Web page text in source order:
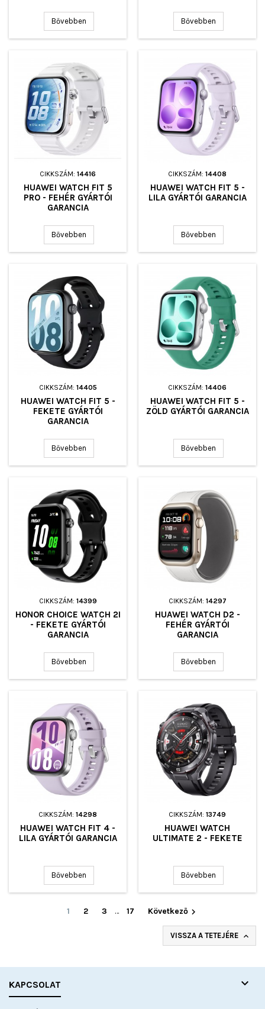
Bővebben Bővebben
CIKKSZÁM: 14416
HUAWEI WATCH FIT 5
PRO - FEHÉR GYÁRTÓI
GARANCIA
Bővebben
CIKKSZÁM: 14408
HUAWEI WATCH FIT 5 -
LILA GYÁRTÓI GARANCIA
Bővebben
CIKKSZÁM: 14405
HUAWEI WATCH FIT 5 -
FEKETE GYÁRTÓI
GARANCIA
Bővebben
CIKKSZÁM: 14406
HUAWEI WATCH FIT 5 -
ZÖLD GYÁRTÓI GARANCIA
Bővebben
CIKKSZÁM: 14399
HONOR CHOICE WATCH 2I
- FEKETE GYÁRTÓI
GARANCIA
Bővebben
CIKKSZÁM: 14297
HUAWEI WATCH D2 -
FEHÉR GYÁRTÓI
GARANCIA
Bővebben
CIKKSZÁM: 14298
HUAWEI WATCH FIT 4 -
LILA GYÁRTÓI GARANCIA
Bővebben
CIKKSZÁM: 13749
HUAWEI WATCH
ULTIMATE 2 - FEKETE
Bővebben
1 2 3 … 17 Következő
VISSZA A TETEJÉRE 
KAPCSOLAT 